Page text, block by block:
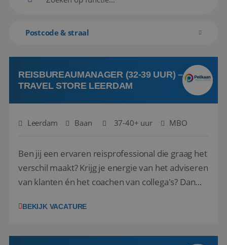
Postcode & straal
REISBUREAUMANAGER (32-39 UUR) –
TRAVEL STORE LEERDAM
Leerdam Baan 37-40+ uur MBO
Ben jij een ervaren reisprofessional die graag het
verschil maakt? Krijg je energie van het adviseren
van klanten én het coachen van collega's? Dan
(onderdeel van Pelikaan Travel Group) zoeken
team het reisbureau verder...
BEKIJK VACATURE